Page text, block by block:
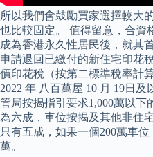
所以我們會鼓勵買家選擇較大
也比較固定。 值得留意，合資
成為香港永久性居民後，就其
申請退回已繳付的新住宅印花
價印花稅（按第二標準稅率計
2022 年 八百萬屋 10 月 19日
管局按揭指引要求1,000萬以下
為六成，車位按揭及其他非住
只有五成，如果一個200萬車
萬。